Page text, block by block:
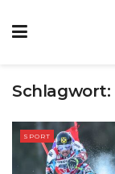
Schlagwort:
SPORT